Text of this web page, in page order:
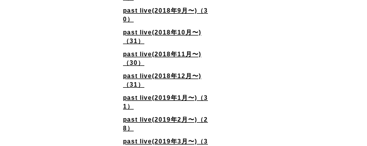
past live(2018年9月〜)（3
0）
past live(2018年10月〜)
（31）
past live(2018年11月〜)
（30）
past live(2018年12月〜)
（31）
past live(2019年1月〜)（3
1）
past live(2019年2月〜)（2
8）
past live(2019年3月〜)（3